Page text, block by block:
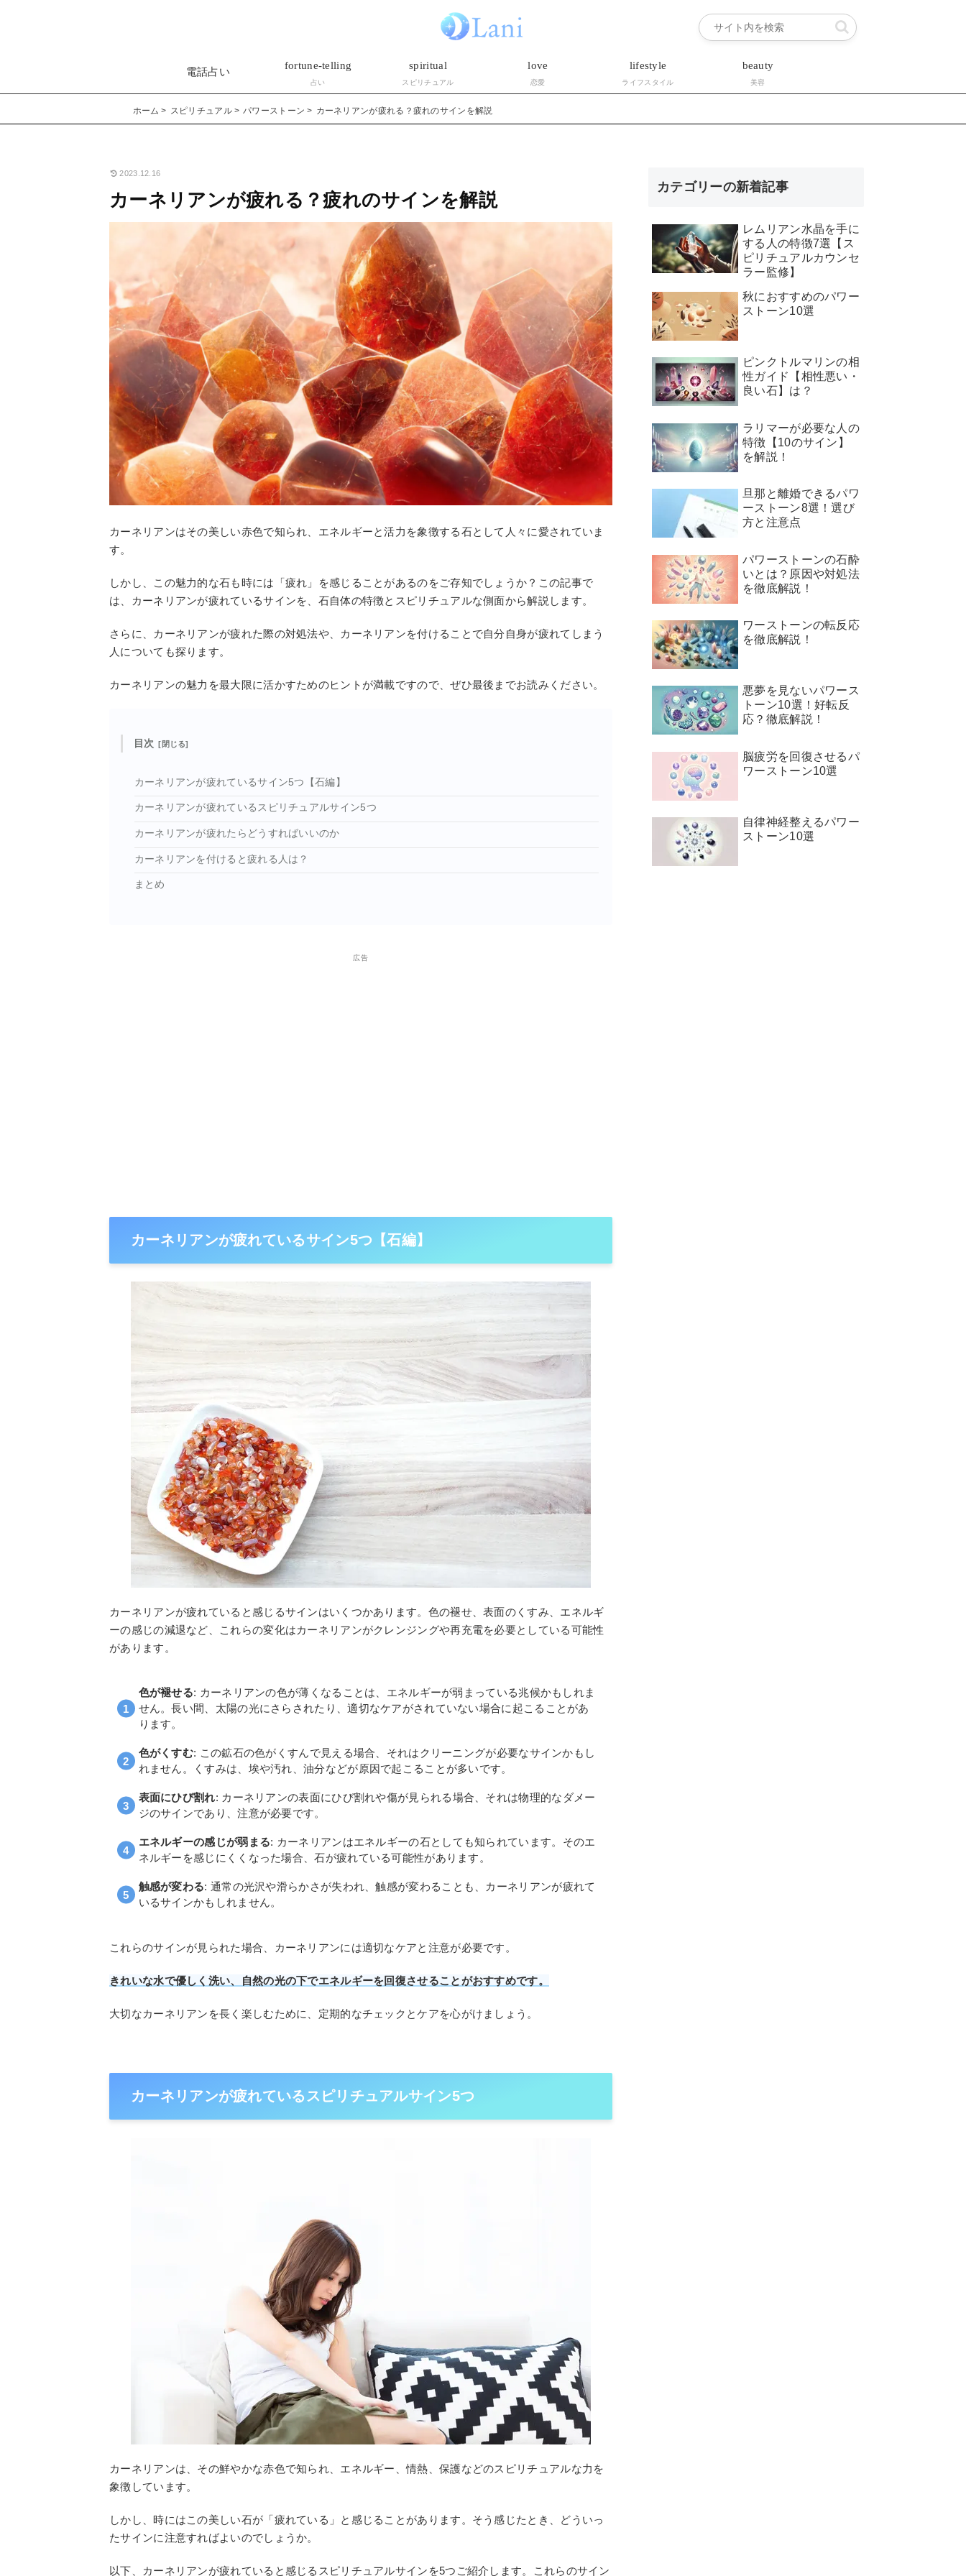
電話占い
fortune-telling
占い
spiritual
スピリチュアル
love
恋愛
lifestyle
ライフスタイル
beauty
美容
ホーム スピリチュアル パワーストーン カーネリアンが疲れる？疲れのサインを解説
2023.12.16
カーネリアンが疲れる？疲れのサインを解説
カーネリアンはその美しい赤色で知られ、エネルギーと活力を象徴する石として人々に愛されていま
す。
しかし、この魅力的な石も時には「疲れ」を感じることがあるのをご存知でしょうか？この記事で
は、カーネリアンが疲れているサインを、石自体の特徴とスピリチュアルな側面から解説します。
さらに、カーネリアンが疲れた際の対処法や、カーネリアンを付けることで自分自身が疲れてしまう
人についても探ります。
カーネリアンの魅力を最大限に活かすためのヒントが満載ですので、ぜひ最後までお読みください。
目次
カーネリアンが疲れているサイン5つ【石編】
カーネリアンが疲れているスピリチュアルサイン5つ
カーネリアンが疲れたらどうすればいいのか
カーネリアンを付けると疲れる人は？
まとめ
広告
カーネリアンが疲れているサイン5つ【石編】
カーネリアンが疲れていると感じるサインはいくつかあります。色の褪せ、表面のくすみ、エネルギ
ーの感じの減退など、これらの変化はカーネリアンがクレンジングや再充電を必要としている可能性
があります。
色が褪せる: カーネリアンの色が薄くなることは、エネルギーが弱まっている兆候かもしれま
せん。長い間、太陽の光にさらされたり、適切なケアがされていない場合に起こることがあ
ります。
色がくすむ: この鉱石の色がくすんで見える場合、それはクリーニングが必要なサインかもし
れません。くすみは、埃や汚れ、油分などが原因で起こることが多いです。
表面にひび割れ: カーネリアンの表面にひび割れや傷が見られる場合、それは物理的なダメー
ジのサインであり、注意が必要です。
エネルギーの感じが弱まる: カーネリアンはエネルギーの石としても知られています。そのエ
ネルギーを感じにくくなった場合、石が疲れている可能性があります。
触感が変わる: 通常の光沢や滑らかさが失われ、触感が変わることも、カーネリアンが疲れて
いるサインかもしれません。
これらのサインが見られた場合、カーネリアンには適切なケアと注意が必要です。
きれいな水で優しく洗い、自然の光の下でエネルギーを回復させることがおすすめです。
大切なカーネリアンを長く楽しむために、定期的なチェックとケアを心がけましょう。
カーネリアンが疲れているスピリチュアルサイン5つ
カーネリアンは、その鮮やかな赤色で知られ、エネルギー、情熱、保護などのスピリチュアルな力を
象徴しています。
しかし、時にはこの美しい石が「疲れている」と感じることがあります。そう感じたとき、どういっ
たサインに注意すればよいのでしょうか。
以下、カーネリアンが疲れていると感じるスピリチュアルサインを5つご紹介します。これらのサイン
カテゴリーの新着記事
レムリアン水晶を手に
する人の特徴7選【ス
ピリチュアルカウンセ
ラー監修】
秋におすすめのパワー
ストーン10選
ピンクトルマリンの相
性ガイド【相性悪い・
良い石】は？
ラリマーが必要な人の
特徴【10のサイン】
を解説！
旦那と離婚できるパワ
ーストーン8選！選び
方と注意点
パワーストーンの石酔
いとは？原因や対処法
を徹底解説！
ワーストーンの転反応
を徹底解説！
悪夢を見ないパワース
トーン10選！好転反
応？徹底解説！
脳疲労を回復させるパ
ワーストーン10選
自律神経整えるパワー
ストーン10選